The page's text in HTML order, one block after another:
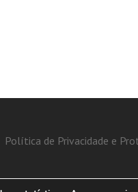
Política de Privacidade e